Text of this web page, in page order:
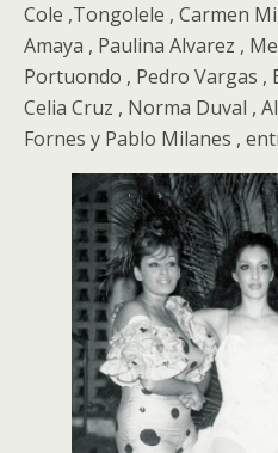
Cole ,Tongolele , Carmen
Amaya , Paulina Alvarez ,
Portuondo , Pedro Vargas ,
Celia Cruz , Norma Duval ,
Fornes y Pablo Milanes ,